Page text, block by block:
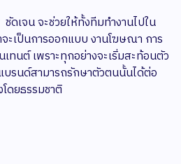
ชัดเจน จะช่วยให้ทั้งทีมทำงานไปใน
ะเป็นการออกแบบ งานโฆษณา การ
ทนต์ เพราะทุกอย่างจะเริ่มสะท้อนตัว
บรนด์สามารถรักษาตัวตนนั้นได้ต่อ
ดยธรรมชาติ